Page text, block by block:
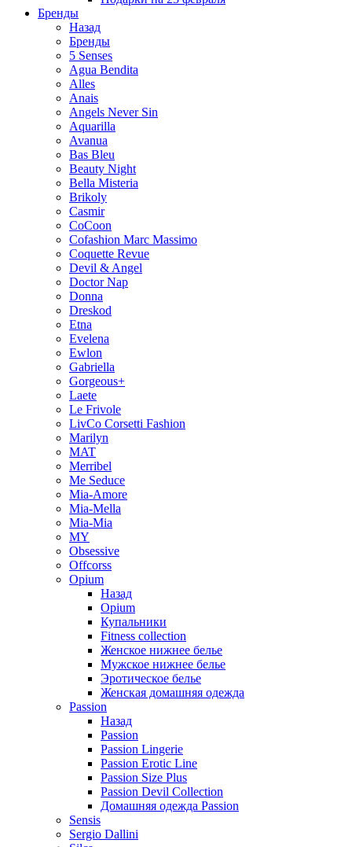
Бренды
Назад
Бренды
5 Senses
Agua Bendita
Alles
Anais
Angels Never Sin
Aquarilla
Avanua
Bas Bleu
Beauty Night
Bella Misteria
Brikoly
Casmir
CoCoon
Cofashion Marc Massimo
Coquette Revue
Devil & Angel
Doctor Nap
Donna
Dreskod
Etna
Evelena
Ewlon
Gabriella
Gorgeous+
Laete
Le Frivole
LivCo Corsetti Fashion
Marilyn
MAT
Merribel
Me Seduce
Mia-Amore
Mia-Mella
Mia-Mia
MY
Obsessive
Offcorss
Opium
Назад
Opium
Купальники
Fitness collection
Женское нижнее белье
Мужское нижнее белье
Эротическое белье
Женская домашняя одежда
Passion
Назад
Passion
Passion Lingerie
Passion Erotic Line
Passion Size Plus
Passion Devil Collection
Домашняя одежда Passion
Sensis
Sergio Dallini